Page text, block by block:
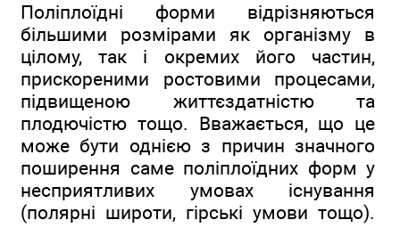
Поліплоїдні форми відрізняються
більшими розмірами як організму в
цілому, так і окремих його частин,
прискореними ростовими процесами,
підвищеною життєздатністю та
плодючістю тощо. Вважається, що це
може бути однією з причин значного
поширення саме поліплоїдних форм у
несприятливих умовах існування
(полярні широти, гірські умови тощо).